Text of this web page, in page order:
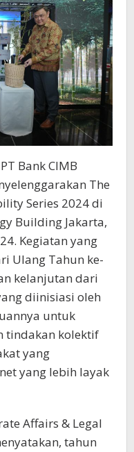
Bank CIMB
The
Series 2024 di
Building Jakarta,
Kegiatan yang
Ulang Tahun ke-
kelanjutan dari
diinisiasi oleh
untuk
tindakan kolektif
yang
yang lebih layak
Affairs & Legal
tahun